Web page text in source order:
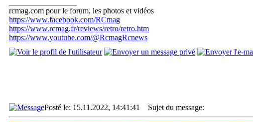
rcmag.com pour le forum, les photos et vidéos
https://www.facebook.com/RCmag
https://www.rcmag.fr/reviews/retro/retro.htm
https://www.youtube.com/@RcmagRcnews
Posté le: 15.11.2022, 14:41:41 Sujet du message: